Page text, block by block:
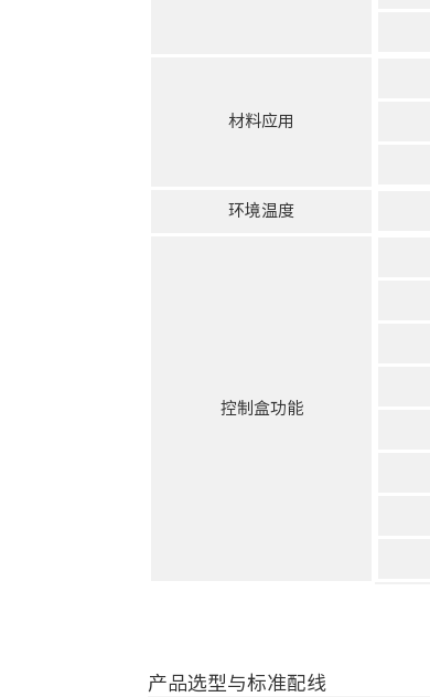
材料应用
环境温度
控制盒功能
产品选型与标准配线